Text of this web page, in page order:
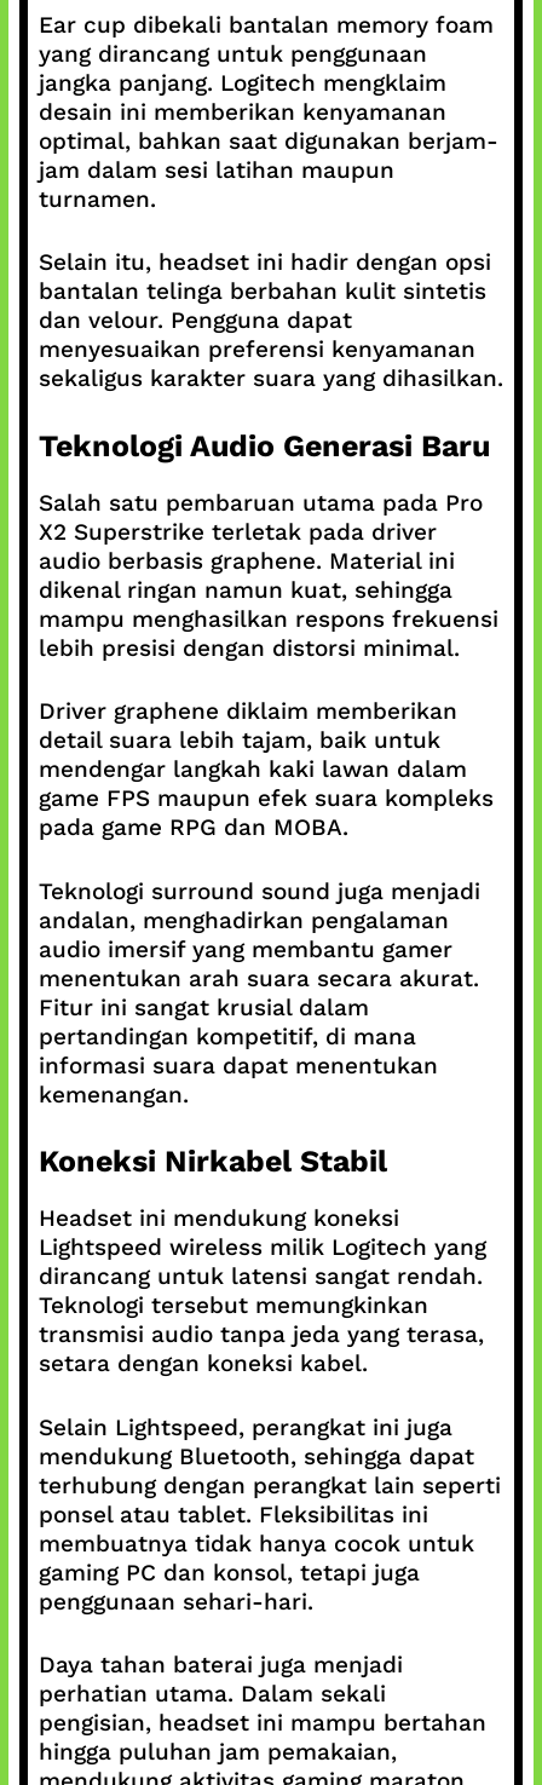
Ear cup dibekali bantalan memory foam
yang dirancang untuk penggunaan
jangka panjang. Logitech mengklaim
desain ini memberikan kenyamanan
optimal, bahkan saat digunakan berjam-
jam dalam sesi latihan maupun
turnamen.
Selain itu, headset ini hadir dengan opsi
bantalan telinga berbahan kulit sintetis
dan velour. Pengguna dapat
menyesuaikan preferensi kenyamanan
sekaligus karakter suara yang dihasilkan.
Teknologi Audio Generasi Baru
Salah satu pembaruan utama pada Pro
X2 Superstrike terletak pada driver
audio berbasis graphene. Material ini
dikenal ringan namun kuat, sehingga
mampu menghasilkan respons frekuensi
lebih presisi dengan distorsi minimal.
Driver graphene diklaim memberikan
detail suara lebih tajam, baik untuk
mendengar langkah kaki lawan dalam
game FPS maupun efek suara kompleks
pada game RPG dan MOBA.
Teknologi surround sound juga menjadi
andalan, menghadirkan pengalaman
audio imersif yang membantu gamer
menentukan arah suara secara akurat.
Fitur ini sangat krusial dalam
pertandingan kompetitif, di mana
informasi suara dapat menentukan
kemenangan.
Koneksi Nirkabel Stabil
Headset ini mendukung koneksi
Lightspeed wireless milik Logitech yang
dirancang untuk latensi sangat rendah.
Teknologi tersebut memungkinkan
transmisi audio tanpa jeda yang terasa,
setara dengan koneksi kabel.
Selain Lightspeed, perangkat ini juga
mendukung Bluetooth, sehingga dapat
terhubung dengan perangkat lain seperti
ponsel atau tablet. Fleksibilitas ini
membuatnya tidak hanya cocok untuk
gaming PC dan konsol, tetapi juga
penggunaan sehari-hari.
Daya tahan baterai juga menjadi
perhatian utama. Dalam sekali
pengisian, headset ini mampu bertahan
hingga puluhan jam pemakaian,